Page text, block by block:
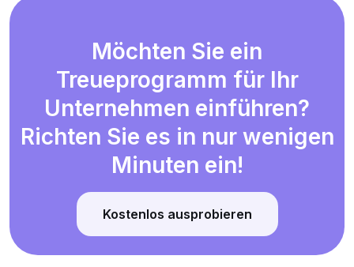
Möchten Sie ein
Treueprogramm für Ihr
Unternehmen einführen?
Richten Sie es in nur wenigen
Minuten ein!
Kostenlos ausprobieren